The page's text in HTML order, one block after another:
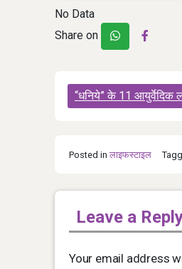
No Data
Share on
Post
navigation
“धनिये” के 11 आयुर्वेदिक
Posted in लाइफस्टाइल
Leave a
Your email address